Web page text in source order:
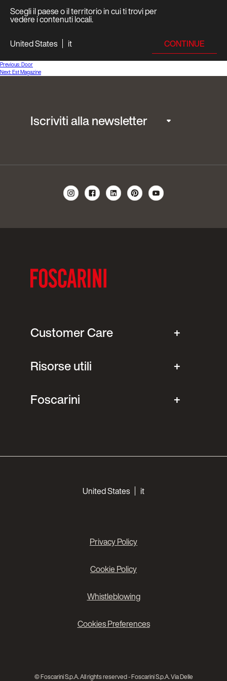
Scegli il paese o il territorio in cui ti trovi per
vedere i contenuti locali.
United States
it CONTINUE
Navigazione
articoli
Previous:Door
Next:Est Magazine
Iscriviti alla newsletter
Customer Care
Risorse utili
Foscarini
United States it
Privacy Policy
Cookie Policy
Whistleblowing
Cookies Preferences
© Foscarini S.p.A. All rights reserved - Foscarini S.p.A. Via Delle